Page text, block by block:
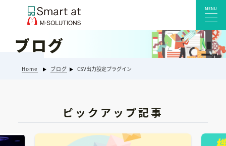
Smart at reception 店舗・施設受付
kintoneプラグイン・連携サービス
Smart at 自治体DX
MENU
ブログ
Home ブログ CSV出力設定プラグイン
ピックアップ記事